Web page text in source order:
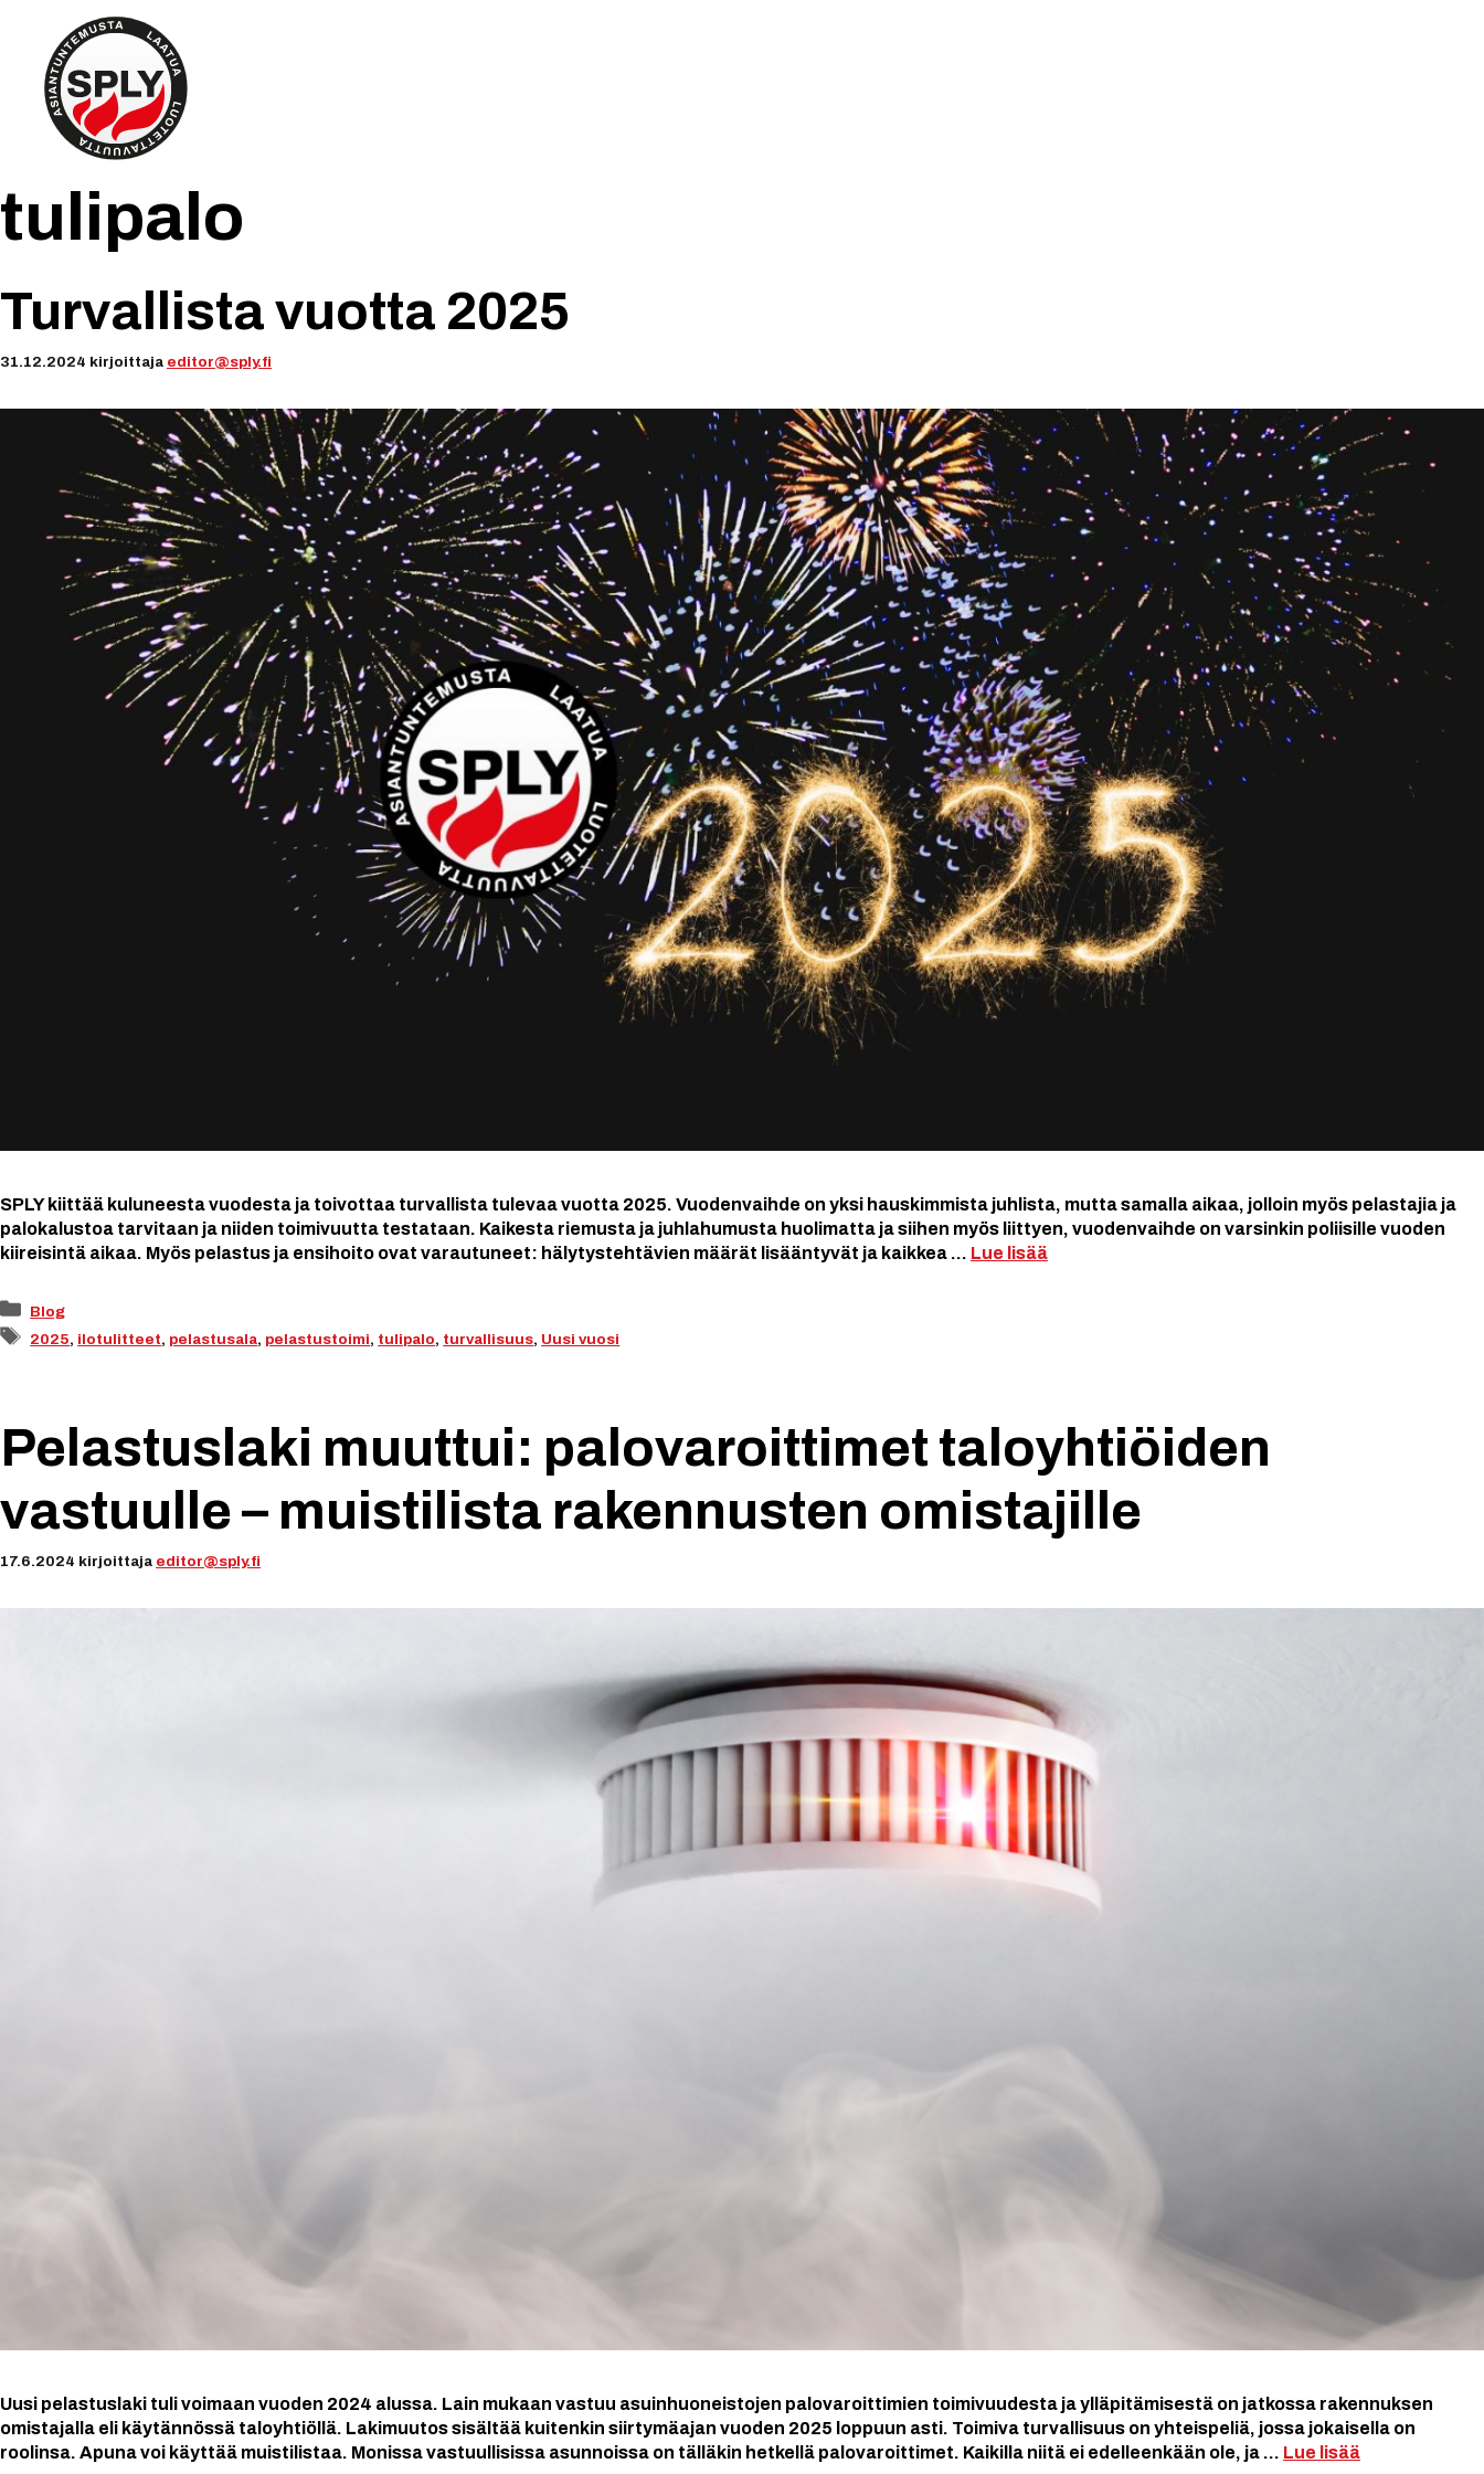
sisältöön
tulipalo
Turvallista vuotta 2025
31.12.2024 kirjoittaja editor@sply.fi
SPLY kiittää kuluneesta vuodesta ja toivottaa turvallista tulevaa vuotta 2025. Vuodenvaihde on yksi hauskimmista juhlista, mutta samalla aikaa, jolloin myös pelastajia ja
palokalustoa tarvitaan ja niiden toimivuutta testataan. Kaikesta riemusta ja juhlahumusta huolimatta ja siihen myös liittyen, vuodenvaihde on varsinkin poliisille vuoden
kiireisintä aikaa. Myös pelastus ja ensihoito ovat varautuneet: hälytystehtävien määrät lisääntyvät ja kaikkea … Lue lisää
Kategoriat
Blog
Avainsanat
2025, ilotulitteet, pelastusala, pelastustoimi, tulipalo, turvallisuus, Uusi vuosi
Pelastuslaki muuttui: palovaroittimet taloyhtiöiden
vastuulle – muistilista rakennusten omistajille
17.6.2024 kirjoittaja editor@sply.fi
Uusi pelastuslaki tuli voimaan vuoden 2024 alussa. Lain mukaan vastuu asuinhuoneistojen palovaroittimien toimivuudesta ja ylläpitämisestä on jatkossa rakennuksen
omistajalla eli käytännössä taloyhtiöllä. Lakimuutos sisältää kuitenkin siirtymäajan vuoden 2025 loppuun asti. Toimiva turvallisuus on yhteispeliä, jossa jokaisella on
roolinsa. Apuna voi käyttää muistilistaa. Monissa vastuullisissa asunnoissa on tälläkin hetkellä palovaroittimet. Kaikilla niitä ei edelleenkään ole, ja … Lue lisää